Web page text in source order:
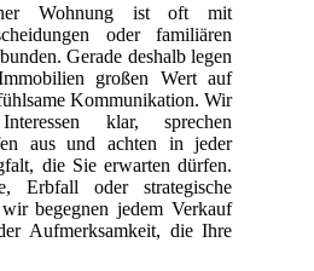
Wohnung ist oft mit
oder familiären
Gerade deshalb legen
großen Wert auf
Kommunikation. Wir
klar, sprechen
aus und achten in jeder
die Sie erwarten dürfen.
Erbfall oder strategische
begegnen jedem Verkauf
Aufmerksamkeit, die Ihre